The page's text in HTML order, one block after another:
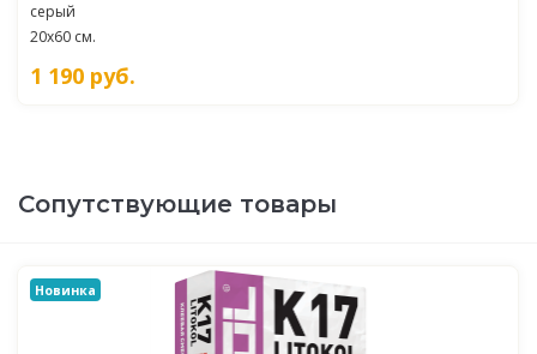
серый
20x60 см.
1 190 руб.
Сопутствующие товары
Новинка